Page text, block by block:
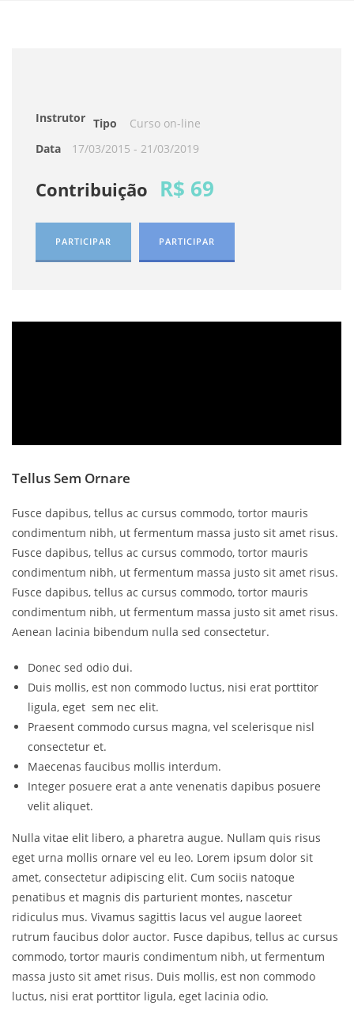
Instrutor Tipo
Curso on-line
Data
17/03/2015 - 21/03/2019
Contribuição R$ 69
PARTICIPAR PARTICIPAR
Tellus Sem Ornare
Fusce dapibus, tellus ac cursus commodo, tortor mauris
condimentum nibh, ut fermentum massa justo sit amet risus.
Fusce dapibus, tellus ac cursus commodo, tortor mauris
condimentum nibh, ut fermentum massa justo sit amet risus.
Fusce dapibus, tellus ac cursus commodo, tortor mauris
condimentum nibh, ut fermentum massa justo sit amet risus.
Aenean lacinia bibendum nulla sed consectetur.
Donec sed odio dui.
Duis mollis, est non commodo luctus, nisi erat porttitor
ligula, eget sem nec elit.
Praesent commodo cursus magna, vel scelerisque nisl
consectetur et.
Maecenas faucibus mollis interdum.
Integer posuere erat a ante venenatis dapibus posuere
velit aliquet.
Nulla vitae elit libero, a pharetra augue. Nullam quis risus
eget urna mollis ornare vel eu leo. Lorem ipsum dolor sit
amet, consectetur adipiscing elit. Cum sociis natoque
penatibus et magnis dis parturient montes, nascetur
ridiculus mus. Vivamus sagittis lacus vel augue laoreet
rutrum faucibus dolor auctor. Fusce dapibus, tellus ac cursus
commodo, tortor mauris condimentum nibh, ut fermentum
massa justo sit amet risus. Duis mollis, est non commodo
luctus, nisi erat porttitor ligula, eget lacinia odio.